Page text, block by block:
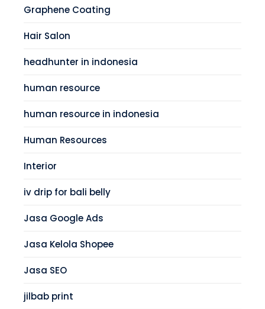
Graphene Coating
Hair Salon
headhunter in indonesia
human resource
human resource in indonesia
Human Resources
Interior
iv drip for bali belly
Jasa Google Ads
Jasa Kelola Shopee
Jasa SEO
jilbab print